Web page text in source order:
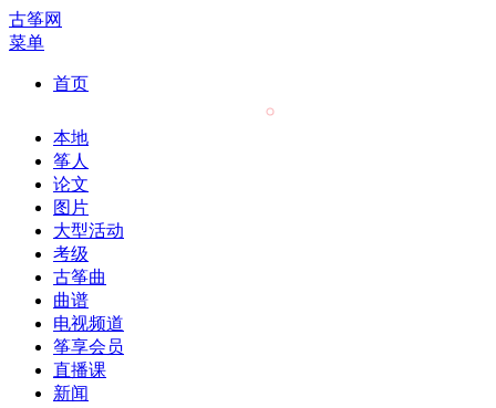
古筝网
菜单
首页
本地
筝人
论文
图片
大型活动
考级
古筝曲
曲谱
电视频道
筝享会员
直播课
新闻